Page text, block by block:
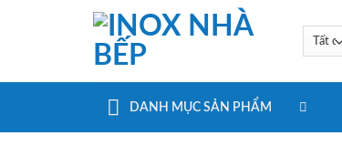
DANH MỤC SẢN PHẨM